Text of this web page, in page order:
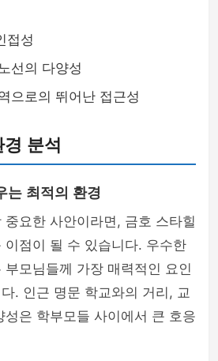
접성
선의 다양성
으로의 뛰어난 접근성
분석
는 최적의 환경
중요한 사안이라면, 금호 스타힐
이점이 될 수 있습니다. 우수한
모님들께 가장 매력적인 요인
. 인근 명문 학교와의 거리, 교
성은 학부모들 사이에서 큰 호응